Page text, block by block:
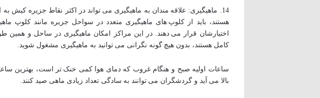
14. ماهیگیری: علاقه مندان به ماهیگیری می تواند در اکثر نقاط جزیره کیش
هستند، باید از کلوپ های ماهیگیری متعدد در سواحل جزیره مانند کلوپ
اختیارشان قرار می دهند. در این مراکز امکان ماهیگیری در ساحل و همین
کامل هستند، بدون هیچ گونه نگرانی می توانید به ماهیگیری مشغول شوید.
ساعات اولیه صبح و هنگام غروب که دمای هوا کمی خنک تر است، بهترین
بالا می آید و گردشگران می توانند به سادگی تعداد زیادی ماهی صید کنند.